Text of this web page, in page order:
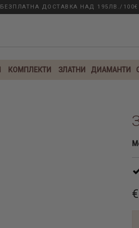
БЕЗПЛАТНА ДОСТАВКА НАД 195ЛВ./100€
КОМПЛЕКТИ ЗЛАТНИ ДИАМАНТИ